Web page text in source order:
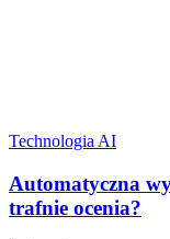
Technologia AI
Automatyczna
trafnie ocenia?